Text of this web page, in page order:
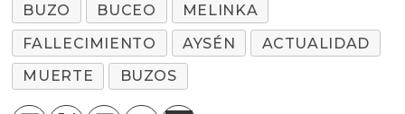
BUZO BUCEO
MELINKA
FALLECIMIENTO
AYSÉN
ACTUALIDAD
MUERTE
BUZOS